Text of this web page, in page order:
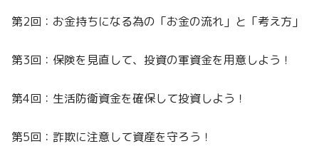
第2回：お金持ちになる為の「お金の流れ」と「考え方」
第3回：保険を見直して、投資の軍資金を用意しよう！
第4回：生活防衛資金を確保して投資しよう！
第5回：詐欺に注意して資産を守ろう！